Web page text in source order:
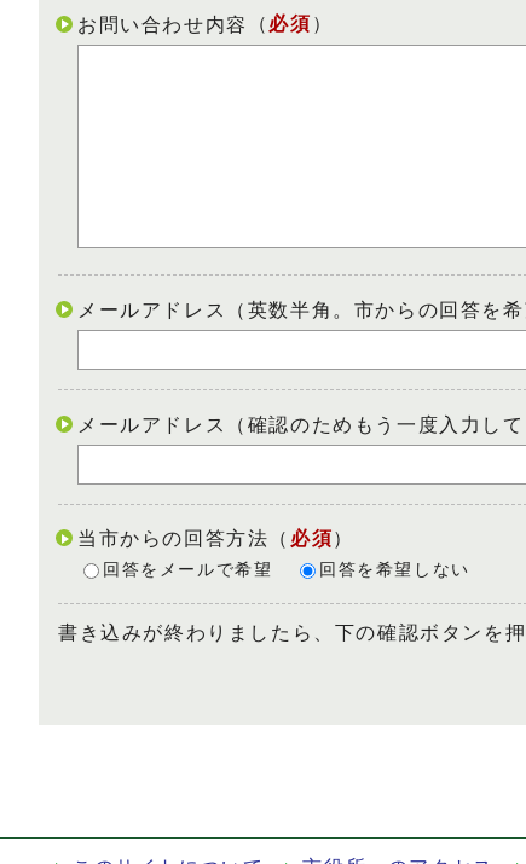
お問い合わせ内容 （ 必須 ）
メールアドレス（英数半角。市からの回答を
メールアドレス（確認のためもう一度入力して
当市からの回答方法 （ 必須）
回答をメールで希望 回答を希望しない
書き込みが終わりましたら、下の確認ボタンを押